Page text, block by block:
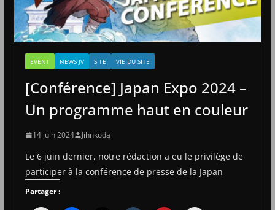
EVENT NEWS JV SITE VIE DU SITE
[Conférence] Japan Expo 2024 –
Un programme haut en couleur
14 juin 2024 Jihnkoda
Le 6 juin dernier, notre rédaction a eu le privilège de
participer à la conférence de presse de la Japan
Partager :